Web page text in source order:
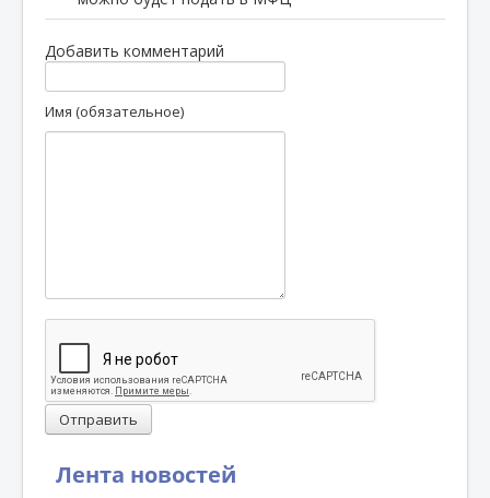
Лента новостей
Добавить комментарий
Имя (обязательное)
Отправить